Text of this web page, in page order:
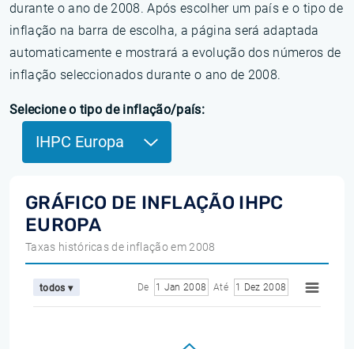
durante o ano de 2008. Após escolher um país e o tipo de
inflação na barra de escolha, a página será adaptada
automaticamente e mostrará a evolução dos números de
inflação seleccionados durante o ano de 2008.
Selecione o tipo de inflação/país:
IHPC Europa
GRÁFICO DE INFLAÇÃO IHPC
EUROPA
Taxas históricas de inflação em 2008
todos ▾ De 1 Jan 2008 Até 1 Dez 2008